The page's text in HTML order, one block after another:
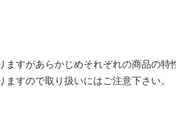
すがあらかじめそれぞれの商品の特
すので取り扱いにはご注意下さい。